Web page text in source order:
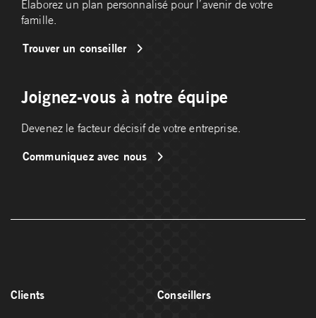
Élaborez un plan personnalisé pour l’avenir de votre
famille.
Trouver un conseiller
Joignez-vous à notre équipe
Devenez le facteur décisif de votre entreprise.
Communiquez avec nous
Clients Conseillers